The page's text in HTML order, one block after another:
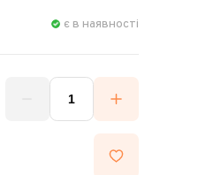
є в наявності